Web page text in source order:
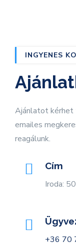
INGYENES
Ajánlatot kérhet
emailes
reagálunk.
Cím
Iroda:
+36 70